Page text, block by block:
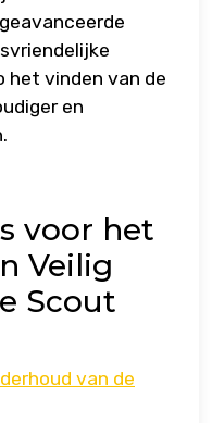
vinden van de
en
voor het
Veilig
Scout
van de